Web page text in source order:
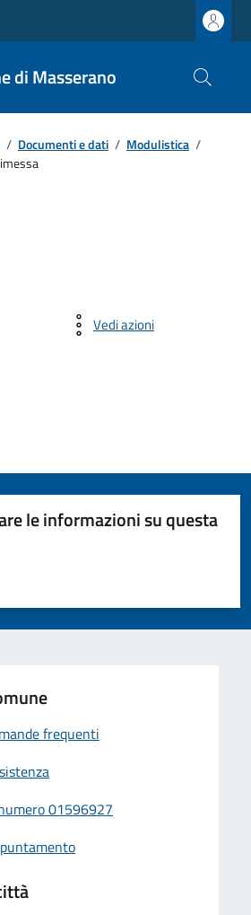
di Masserano
/ Documenti e dati / Modulistica /
Vedi azioni
le informazioni su questa
5 stelle su 5
su 5
su 5
5
frequenti
01596927